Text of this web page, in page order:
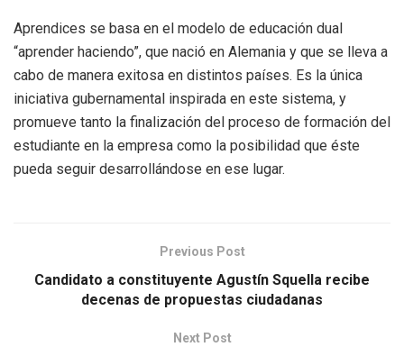
Aprendices se basa en el modelo de educación dual
“aprender haciendo”, que nació en Alemania y que se lleva a
cabo de manera exitosa en distintos países. Es la única
iniciativa gubernamental inspirada en este sistema, y
promueve tanto la finalización del proceso de formación del
estudiante en la empresa como la posibilidad que éste
pueda seguir desarrollándose en ese lugar.
Previous Post
Candidato a constituyente Agustín Squella recibe
decenas de propuestas ciudadanas
Next Post